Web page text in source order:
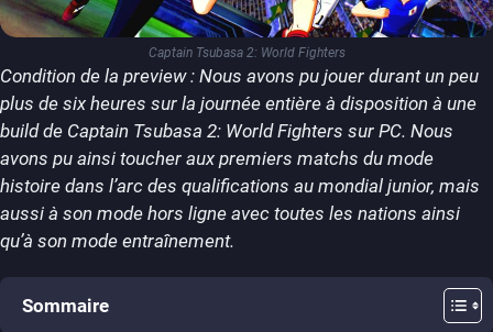
Captain Tsubasa 2: World Fighters
Condition de la preview : Nous avons pu jouer durant un peu
plus de six heures sur la journée entière à disposition à une
build de Captain Tsubasa 2: World Fighters sur PC. Nous
avons pu ainsi toucher aux premiers matchs du mode
histoire dans l’arc des qualifications au mondial junior, mais
aussi à son mode hors ligne avec toutes les nations ainsi
qu’à son mode entraînement.
Sommaire